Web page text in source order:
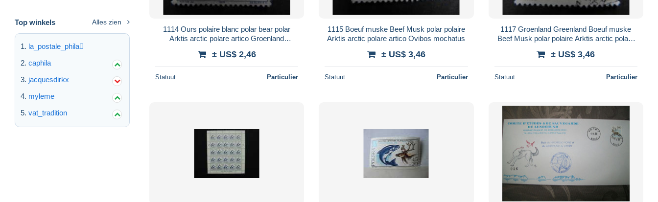
Top winkels Alles zien
la_postale_phila
caphila
jacquesdirkx
myleme
vat_tradition
1114 Ours polaire blanc polar bear polar
Arktis arctic polare artico Groenland
± US$ 2,46
Statuut Particulier
1115 Boeuf muske Beef Musk polar polaire
Arktis arctic polare artico Ovibos mochatus
± US$ 3,46
Statuut Particulier
1117 Groenland Greenland Boeuf muske
Beef Musk polar polaire Arktis arctic polare
± US$ 3,46
Statuut Particulier